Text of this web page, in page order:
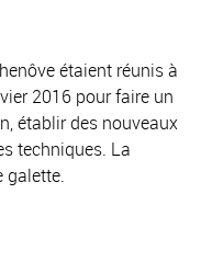
étaient réunis à
2016 pour faire un
établir des nouveaux
techniques. La
galette.